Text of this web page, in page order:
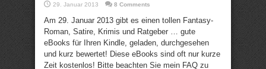
29. Januar 2013 8 Comments
Am 29. Januar 2013 gibt es einen tollen Fantasy-
Roman, Satire, Krimis und Ratgeber … gute
eBooks für Ihren Kindle, geladen, durchgesehen
und kurz bewertet! Diese eBooks sind oft nur kurze
Zeit kostenlos! Bitte beachten Sie mein FAQ zu